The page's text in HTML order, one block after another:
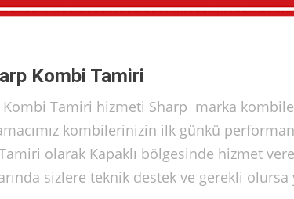
Kombi Tamiri
Kombi Tamiri hizmeti Sharp marka
kombilerinizin ilk günkü
olarak Kapaklı bölgesinde hizmet
sizlere teknik destek ve gerekli